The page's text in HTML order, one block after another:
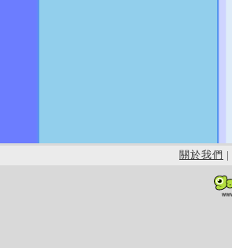
關於我們 |